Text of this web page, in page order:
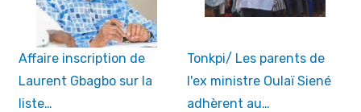
Affaire inscription de
Laurent Gbagbo sur la
liste…
Tonkpi/ Les parents de
l'ex ministre Oulaï Siené
adhèrent au…